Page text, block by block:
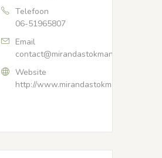
Telefoon
06-51965807
Email
contact@mirandastokmans.nl
Website
http://www.mirandastokmans.nl